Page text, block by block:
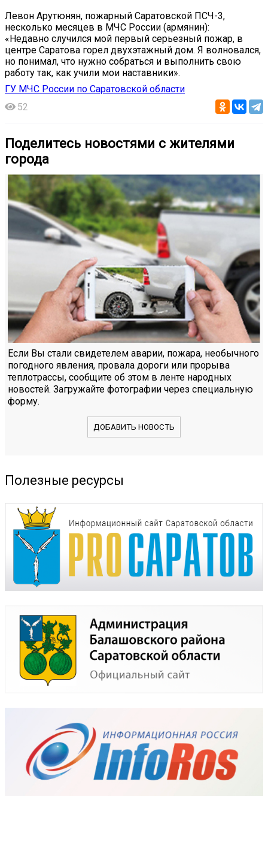
Левон Арутюнян, пожарный Саратовской ПСЧ-3,
несколько месяцев в МЧС России (армянин):
«Недавно случился мой первый серьезный пожар, в
центре Саратова горел двухэтажный дом. Я волновался,
но понимал, что нужно собраться и выполнить свою
работу так, как учили мои наставники».
ГУ МЧС России по Саратовской области
52
Поделитесь новостями с жителями
города
Если Вы стали свидетелем аварии, пожара, необычного
погодного явления, провала дороги или прорыва
теплотрассы, сообщите об этом в ленте народных
новостей. Загружайте фотографии через специальную
форму.
ДОБАВИТЬ НОВОСТЬ
Полезные ресурсы